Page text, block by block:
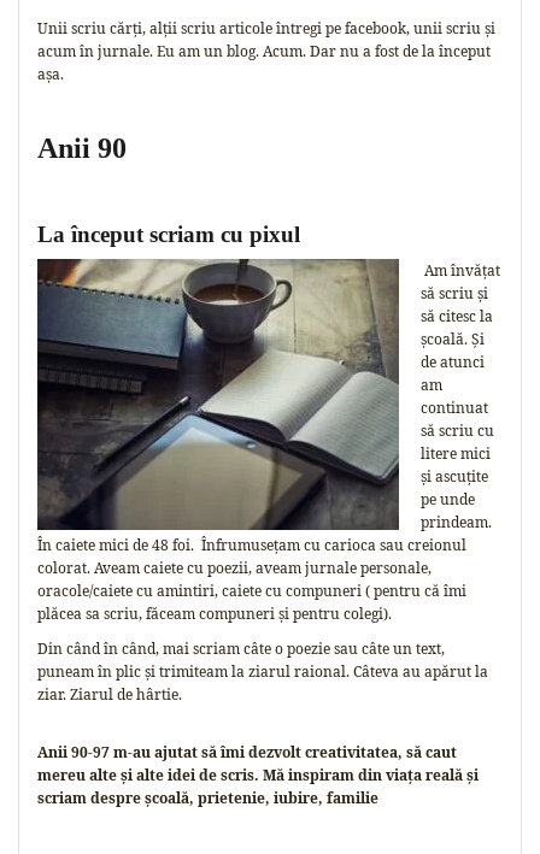
Unii scriu cărți, alții scriu articole întregi pe facebook, unii scriu și
acum în jurnale. Eu am un blog. Acum. Dar nu a fost de la început
așa.
Anii 90
La început scriam cu pixul
Am învățat
să scriu și
să citesc la
școală. Și
de atunci
am
continuat
să scriu cu
litere mici
și ascuțite
pe unde
prindeam.
În caiete mici de 48 foi. Înfrumusețam cu carioca sau creionul
colorat. Aveam caiete cu poezii, aveam jurnale personale,
oracole/caiete cu amintiri, caiete cu compuneri ( pentru că îmi
plăcea sa scriu, făceam compuneri și pentru colegi).
Din când în când, mai scriam câte o poezie sau câte un text,
puneam în plic și trimiteam la ziarul raional. Câteva au apărut la
ziar. Ziarul de hârtie.
Anii 90-97 m-au ajutat să îmi dezvolt creativitatea, să caut
mereu alte și alte idei de scris. Mă inspiram din viața reală și
scriam despre școală, prietenie, iubire, familie